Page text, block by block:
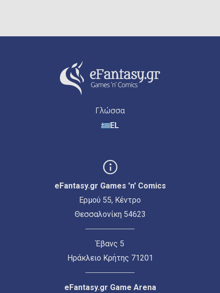
Γλώσσα
EL
eFantasy.gr Games 'n' Comics
Ερμού 55, Κέντρο
Θεσσαλονίκη 54623
Έβανς 5
Ηράκλειο Κρήτης 71201
eFantasy.gr Game Arena